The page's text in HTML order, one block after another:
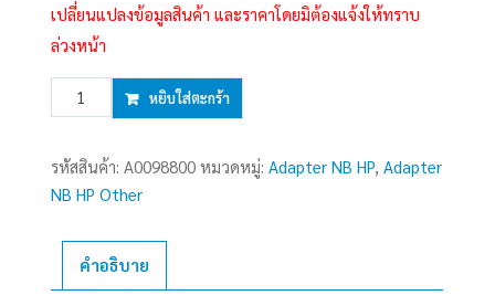
เปลี่ยนแปลงข้อมูลสินค้า และราคาโดยมิต้องแจ้งให้ทราบ
ล่วงหน้า
จำนวน
Adapter
HP
(G,
หยิบใส่ตะกร้า
รหัสสินค้า: A0098800 หมวดหมู่: Adapter NB HP Adapter
NB HP Other
คำอธิบาย